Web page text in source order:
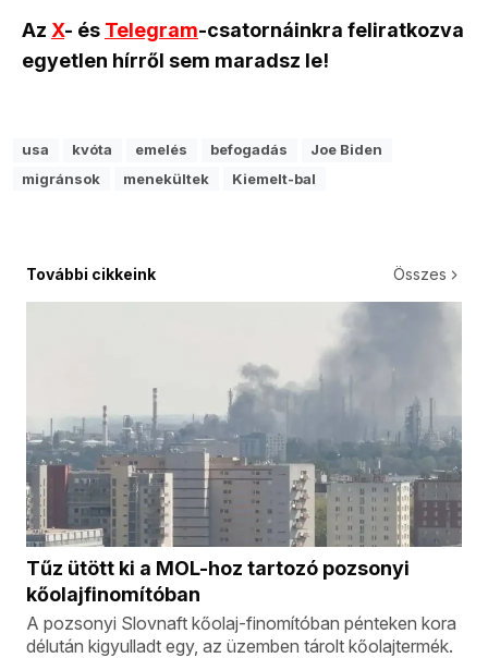
Az X- és Telegram-csatornáinkra feliratkozva
egyetlen hírről sem maradsz le!
usa kvóta emelés befogadás
Joe Biden
migránsok
menekültek Kiemelt-bal
További cikkeink Összes
Tűz ütött ki a MOL-hoz tartozó pozsonyi
kőolajfinomítóban
A pozsonyi Slovnaft kőolaj-finomítóban pénteken kora
délután kigyulladt egy, az üzemben tárolt kőolajtermék.